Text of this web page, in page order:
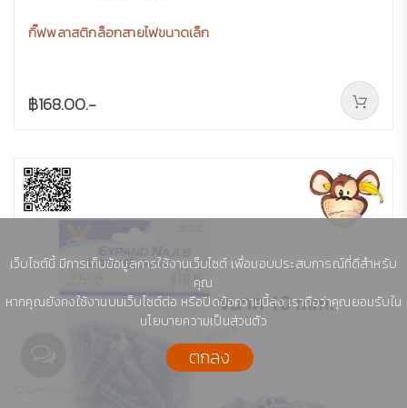
กิ๊ฟพลาสติกล็อกสายไฟขนาดเล็ก
฿168.00.-
เว็บไซต์นี้ มีการเก็บข้อมูลการใช้งานเว็บไซต์ เพื่อมอบประสบการณ์ที่ดีสำหรับ
คุณ
หากคุณยังคงใช้งานบนเว็บไซต์ต่อ หรือปิดข้อความนี้ลง เราถือว่าคุณยอมรับใน
นโยบายความเป็นส่วนตัว
ตกลง